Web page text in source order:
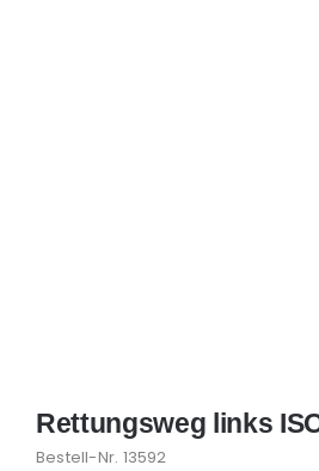
Rettungsweg links
Bestell-Nr. 13592